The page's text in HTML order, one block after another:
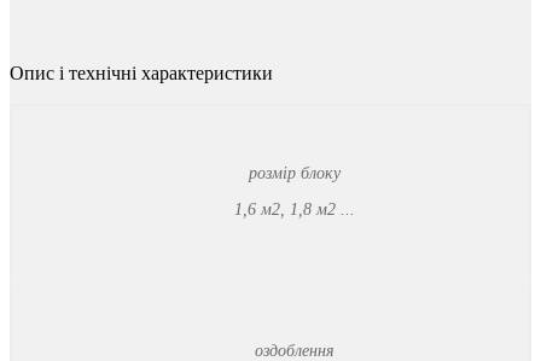
Опис і технічні характеристики
розмір блоку
1,6 м2, 1,8 м2 ...
оздоблення